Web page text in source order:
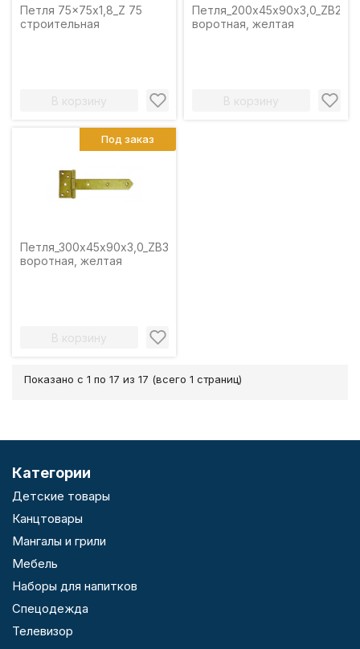
Петля 75x75х1,8_Z 75
строительная
В корзину
Петля_200х45х90х3,0_ZB200
воротная, желтая
В корзину
Петля_300х45х90х3,0_ZB300
воротная, желтая
В корзину
Под заказ
Показано с 1 по 17 из 17 (всего 1 страниц)
Категории
Детские товары
Канцтовары
Мангалы и грили
Мебель
Наборы для напитков
Спецодежда
Телевизор